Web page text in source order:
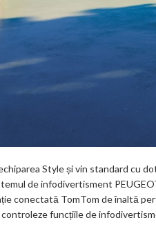
Style și vin standard cu
de infodivertisment
conectată TomTom de înaltă
funcțiile de